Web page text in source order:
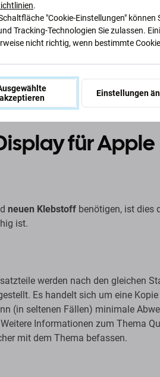
für Apple
neuen Klebstoff benötigen, ist dies
ist.
werden nach den gleichen
Es handelt sich um eine Kopie
(in seltenen Fällen) minimale
Informationen zum Thema
mit dem Thema befassen.
.
"Cookie-Einstellungen"
Tracking-Technologien Sie zulassen.
nicht richtig, wenn bestimmte
akzeptieren
Einstellungen